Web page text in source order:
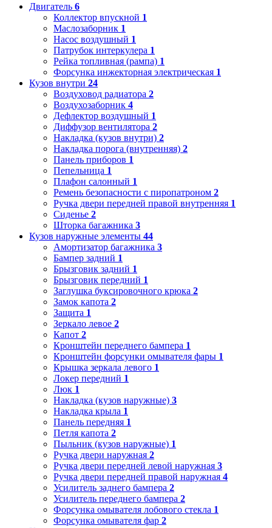
Двигатель 6
Коллектор впускной 1
Маслозаборник 1
Насос воздушный 1
Патрубок интеркулера 1
Рейка топливная (рампа) 1
Форсунка инжекторная электрическая 1
Кузов внутри 24
Воздуховод радиатора 2
Воздухозаборник 4
Дефлектор воздушный 1
Диффузор вентилятора 2
Накладка (кузов внутри) 2
Накладка порога (внутренняя) 2
Панель приборов 1
Пепельница 1
Плафон салонный 1
Ремень безопасности с пиропатроном 2
Ручка двери передней правой внутренняя 1
Сиденье 2
Шторка багажника 3
Кузов наружные элементы 44
Амортизатор багажника 3
Бампер задний 1
Брызговик задний 1
Брызговик передний 1
Заглушка буксировочного крюка 2
Замок капота 2
Защита 1
Зеркало левое 2
Капот 2
Кронштейн переднего бампера 1
Кронштейн форсунки омывателя фары 1
Крышка зеркала левого 1
Локер передний 1
Люк 1
Накладка (кузов наружные) 3
Накладка крыла 1
Панель передняя 1
Петля капота 2
Пыльник (кузов наружные) 1
Ручка двери наружная 2
Ручка двери передней левой наружная 3
Ручка двери передней правой наружная 4
Усилитель заднего бампера 2
Усилитель переднего бампера 2
Форсунка омывателя лобового стекла 1
Форсунка омывателя фар 2